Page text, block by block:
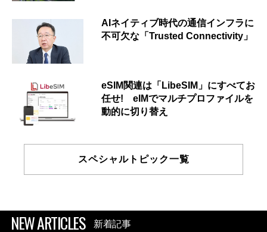
AIネイティブ時代の通信インフラに
不可欠な「Trusted Connectivity」
eSIM関連は「LibeSIM」にすべてお
任せ! eIMでマルチプロファイルを
動的に切り替え
スペシャルトピック一覧
NEW ARTICLES 新着記事